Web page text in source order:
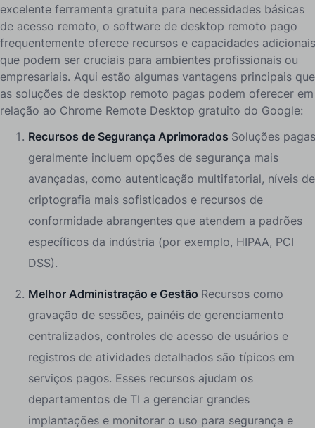
excelente ferramenta gratuita para necessidades básicas
de acesso remoto, o software de desktop remoto pago
frequentemente oferece recursos e capacidades adicionais
que podem ser cruciais para ambientes profissionais ou
empresariais. Aqui estão algumas vantagens principais que
as soluções de desktop remoto pagas podem oferecer em
relação ao Chrome Remote Desktop gratuito do Google:
Recursos de Segurança Aprimorados Soluções pagas
geralmente incluem opções de segurança mais
avançadas, como autenticação multifatorial, níveis de
criptografia mais sofisticados e recursos de
conformidade abrangentes que atendem a padrões
específicos da indústria (por exemplo, HIPAA, PCI
DSS).
Melhor Administração e Gestão Recursos como
gravação de sessões, painéis de gerenciamento
centralizados, controles de acesso de usuários e
registros de atividades detalhados são típicos em
serviços pagos. Esses recursos ajudam os
departamentos de TI a gerenciar grandes
implantações e monitorar o uso para segurança e